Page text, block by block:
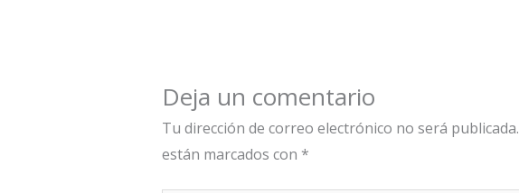
Deja un comentario
Tu dirección de correo electrónico no será publicada.
están marcados con *